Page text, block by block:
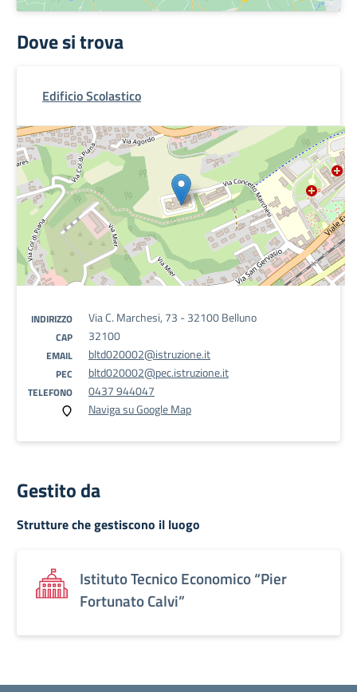
Dove si trova
Edificio Scolastico
INDIRIZZO Via C. Marchesi, 73 - 32100 Belluno
CAP 32100
EMAIL bltd020002@istruzione.it
PEC bltd020002@pec.istruzione.it
TELEFONO
0437 944047
Naviga su Google Map
Gestito da
Strutture che gestiscono il luogo
Istituto Tecnico Economico “Pier
Fortunato Calvi”